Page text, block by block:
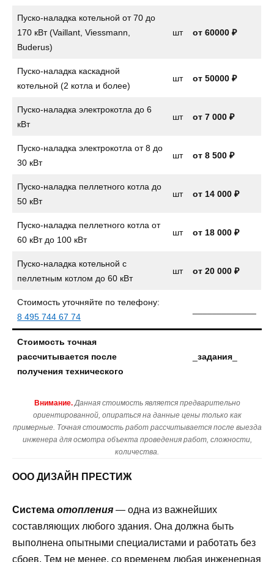
Пуско-наладка котельной от 70 до
170 кВт (Vaillant, Viessmann,
Buderus)
шт от 60000 ₽
Пуско-наладка каскадной
котельной (2 котла и более)
шт от 50000 ₽
Пуско-наладка электрокотла до 6
кВт
шт от 7 000 ₽
Пуско-наладка электрокотла от 8 до
30 кВт
шт от 8 500 ₽
Пуско-наладка пеллетного котла до
50 кВт
шт от 14 000 ₽
Пуско-наладка пеллетного котла от
60 кВт до 100 кВт
шт от 18 000 ₽
Пуско-наладка котельной с
пеллетным котлом до 60 кВт
шт от 20 000 ₽
Стоимость уточняйте по телефону:
8 495 744 67 74
Стоимость точная
рассчитывается после
получения технического
_задания
Внимание. Данная стоимость является предварительно
ориентированной, опираться на данные цены только как
примерные. Точная стоимость работ рассчитывается после выезда
инженера для осмотра объекта проведения работ, сложности,
количества.
ООО ДИЗАЙН ПРЕСТИЖ
Система отопления — одна из важнейших
составляющих любого здания. Она должна быть
выполнена опытными специалистами и работать без
сбоев. Тем не менее, со временем любая инженерная